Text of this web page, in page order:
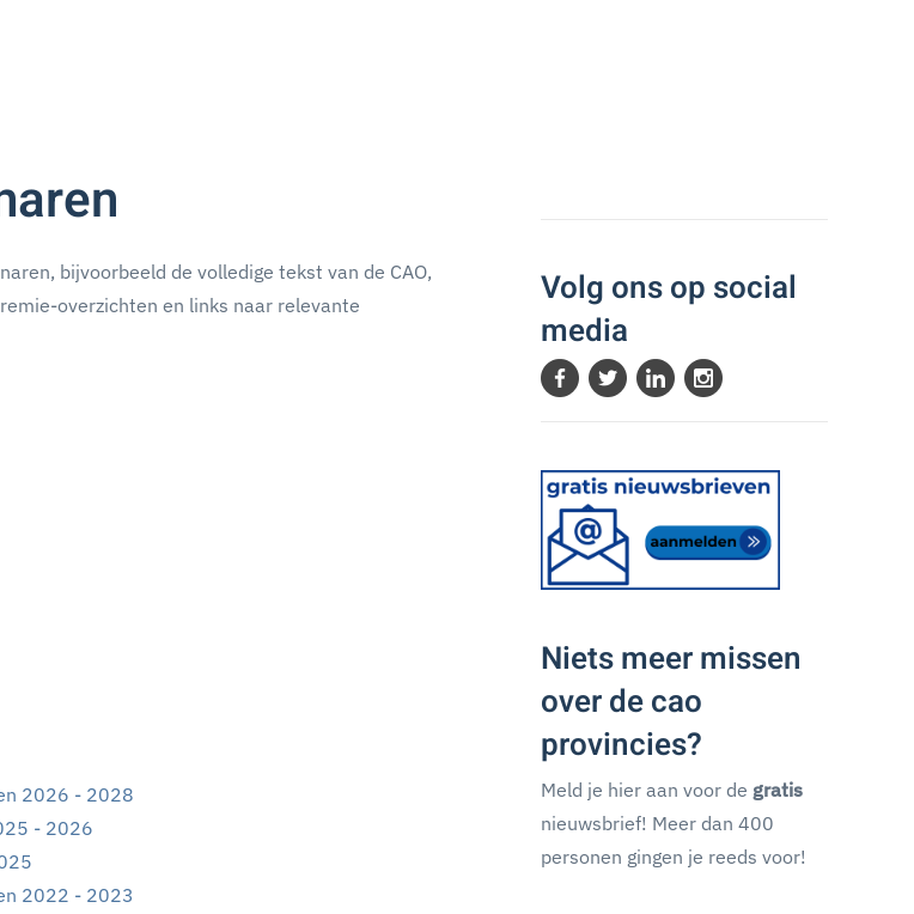
bijvoorbeeld de volledige tekst van de CAO,
overzichten en links naar relevante
2026 - 2028
- 2026
2022 - 2023
Volg ons op social
media
Niets meer missen
over de cao
provincies?
Meld je hier aan voor de gratis
nieuwsbrief! Meer dan 400
personen gingen je reeds voor!